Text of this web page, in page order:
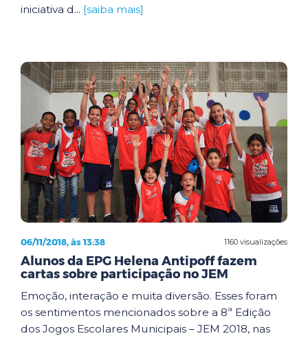
iniciativa d... [saiba mais]
1160 visualizações
06/11/2018, às 13:38
Alunos da EPG Helena Antipoff fazem
cartas sobre participação no JEM
Emoção, interação e muita diversão. Esses foram
os sentimentos mencionados sobre a 8ª Edição
dos Jogos Escolares Municipais – JEM 2018, nas